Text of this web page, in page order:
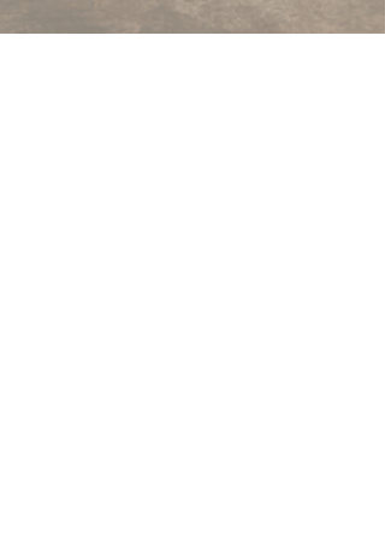
Gebrauch noch stärker wird. Das